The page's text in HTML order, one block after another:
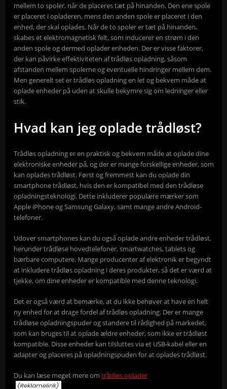
mellem to spoler, når de placeres tæt på hinanden. Den ene spole
er placeret i opladeren, mens den anden spole er placeret i den
enhed, der skal oplades. Når de to spoler er tæt på hinanden,
skabes et elektromagnetisk felt, som inducerer en strøm i den
anden spole og dermed oplader enheden. Der er visse faktorer,
der kan påvirke effektiviteten af trådløs opladning, såsom
afstanden mellem spolerne og eventuelle hindringer mellem dem.
Men generelt set er trådløs opladning en let og bekvem måde at
oplade enheder på uden at skulle bekymre sig om ledninger eller
stik.
Hvad kan jeg oplade trådløst?
Trådløs opladning er en praktisk og bekvem måde at oplade dine
elektroniske enheder på, og der er mange forskellige enheder, som
kan oplades trådløst. Først og fremmest kan du oplade din
smartphone trådløst, hvis den er kompatibel med den trådløse
opladningsteknologi. Dette inkluderer populære mærker som
Apple iPhone og Samsung Galaxy, samt mange andre Android-
telefoner.
Udover smartphones kan du også oplade andre enheder trådløst,
herunder trådløse hovedtelefoner, smartwatches, tablets og
bærbare computere. Mange producenter af elektronik er begyndt
at inkludere trådløs opladning i deres produkter, så det er værd at
tjekke, om dine enheder er kompatible med denne teknologi.
Det er også værd at bemærke, at du ikke behøver at have en helt
ny enhed for at drage fordel af trådløs opladning. Der er mange
trådløse opladningspuder og standere til rådighed på markedet,
som kan bruges til at oplade ældre enheder, som ikke er trådløst
kompatible. Disse enheder kan tilsluttes via et USB-kabel eller en
adapter og placeres på opladningspuden for at oplades trådløst.
Du kan læse meget mere om trådløs oplader